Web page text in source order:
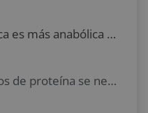
¿La leche de vaca es más anabólica que la de soja?
¿Cuántos gramos de proteína se necesitan para aumentar la síntesis proteica?